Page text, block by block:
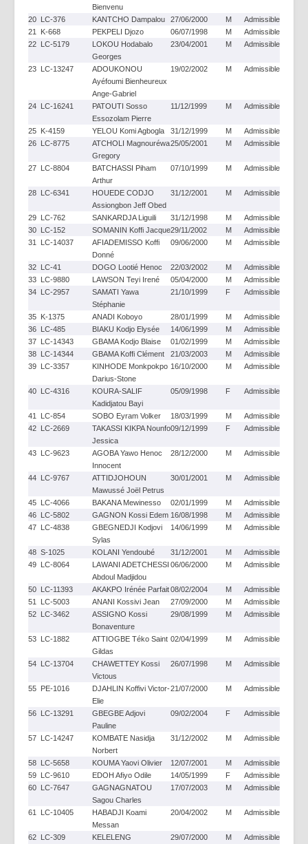
Bienvenu
20 LC-376 KANTCHO Dampalou 27/06/2000 M
Admissible
21
K-668 PEKPELI Djozo 06/07/1998 M
Admissible
22 LC-5179
LOKOU Hodabalo
Georges
23/04/2001 M Admissible
23 LC-13247
ADOUKONOU
Ayéfoumi Bienheureux
Ange-Gabriel
19/02/2002 M Admissible
24 LC-16241
PATOUTI Sosso
Essozolam Pierre
11/12/1999 M Admissible
25 K-4159 YELOU Komi Agbogla 31/12/1999 M
Admissible
26 LC-8775
ATCHOLI Magnouréwa
Gregory
25/05/2001 M Admissible
27 LC-8804
BATCHASSI Piham
Arthur
07/10/1999 M Admissible
28 LC-6341
HOUEDE CODJO
Assiongbon Jeff Obed
31/12/2001 M Admissible
29 LC-762 SANKARDJA Liguili 31/12/1998 M
Admissible
30 LC-152 SOMANIN Koffi Jacque29/11/2002 M
Admissible
31
LC-14037
AFIADEMISSO Koffi
Donné
09/06/2000 M Admissible
32 LC-41 DOGO Lootié Henoc 22/03/2002 M
Admissible
33 LC-9880 LAWSON Teyi Irené 05/04/2000 M
Admissible
34 LC-2957
SAMATI Yawa
Stéphanie
21/10/1999 F Admissible
35 K-1375 ANADI Koboyo 28/01/1999 M
Admissible
36 LC-485 BIAKU Kodjo Elysée 14/06/1999 M
Admissible
37 LC-14343 GBAMA Kodjo Blaise 01/02/1999 M
Admissible
38 LC-14344 GBAMA Koffi Clément 21/03/2003 M
Admissible
39 LC-3357
KINHODE Monkpokpo
Darius-Stone
16/10/2000 M Admissible
40 LC-4316
KOURA-SALIF
Kadidjatou Bayi
05/09/1998 F Admissible
41 LC-854 SOBO Eyram Volker 18/03/1999 M
Admissible
42 LC-2669
TAKASSI KIKPA Nounfo
Jessica
09/12/1999 F Admissible
43 LC-9623
AGOBA Yawo Henoc
Innocent
28/12/2000 M Admissible
44 LC-9767
ATTIDJOHOUN
Mawussé Joël Petrus
30/01/2001 M Admissible
45 LC-4066 BAKANA Mewinesso 02/01/1999 M
Admissible
46 LC-5802 GAGNON Kossi Edem 16/08/1998 M
Admissible
47 LC-4838
GBEGNEDJI Kodjovi
Sylas
14/06/1999 M Admissible
48 S-1025 KOLANI Yendoubé 31/12/2001 M
Admissible
49 LC-8064
LAWANI ADETCHESSI
Abdoul Madjidou
06/06/2000 M Admissible
50 LC-11393 AKAKPO Irénée Parfait08/02/2004 M
Admissible
51
LC-5003 ANANI Kossivi Jean 27/09/2000 M
Admissible
52 LC-3462
ASSIGNO Kossi
Bonaventure
29/08/1999 M Admissible
53 LC-1882
ATTIOGBE Téko Saint
Gildas
02/04/1999 M Admissible
54 LC-13704
CHAWETTEY Kossi
Victous
26/07/1998 M Admissible
55 PE-1016
DJAHLIN Koffivi Victor-
Elie
21/07/2000 M Admissible
56 LC-13291
GBEGBE Adjovi
Pauline
09/02/2004 F Admissible
57 LC-14247
KOMBATE Nasidja
Norbert
31/12/2002 M Admissible
58 LC-5658 KOUMA Yaovi Olivier 12/07/2001 M
Admissible
59 LC-9610 EDOH Afiyo Odile 14/05/1999 F
Admissible
60 LC-7647
GAGNAGNATOU
Sagou Charles
17/07/2003 M Admissible
61 LC-10405
HABADJI Koami
Messan
20/04/2002 M Admissible
62 LC-309
KELELENG
29/07/2000 M Admissible